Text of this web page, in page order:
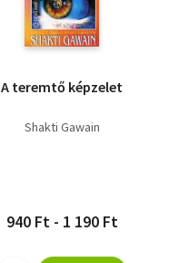
A teremtő képzelet
Shakti Gawain
940 Ft - 1 190 Ft